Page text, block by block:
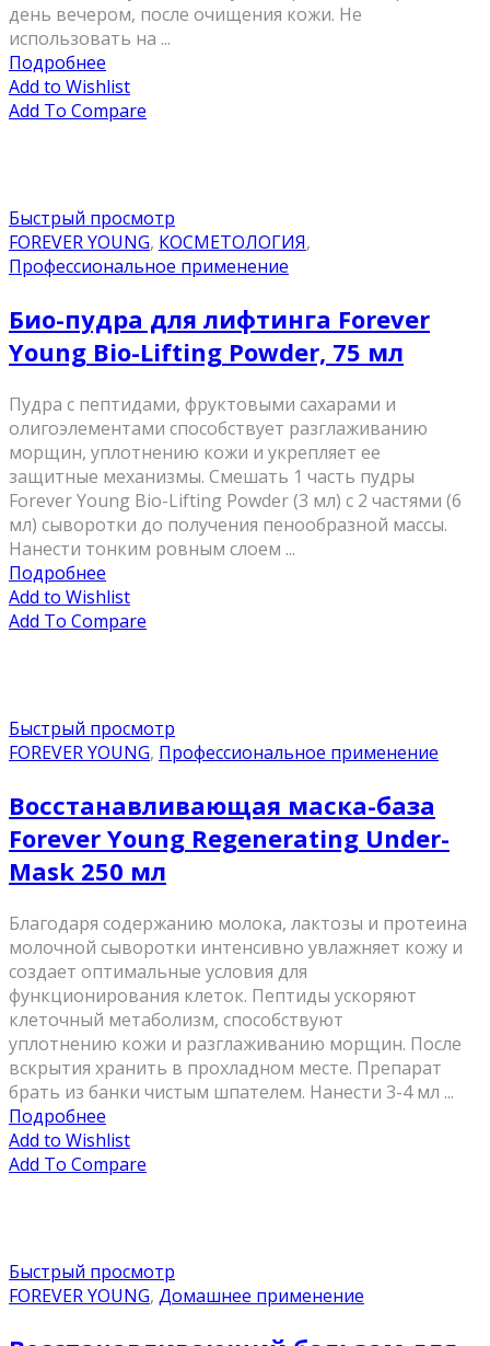
день вечером, после очищения кожи. Не
использовать на ...
Подробнее
Add to Wishlist
Add To Compare
Быстрый просмотр
FOREVER YOUNG, КОСМЕТОЛОГИЯ,
Профессиональное применение
Био-пудра для лифтинга Forever
Young Bio-Lifting Powder, 75 мл
Пудра с пептидами, фруктовыми сахарами и
олигоэлементами способствует разглаживанию
морщин, уплотнению кожи и укрепляет ее
защитные механизмы. Смешать 1 часть пудры
Forever Young Bio-Lifting Powder (3 мл) с 2 частями (6
мл) сыворотки до получения пенообразной массы.
Нанести тонким ровным слоем ...
Подробнее
Add to Wishlist
Add To Compare
Быстрый просмотр
FOREVER YOUNG, Профессиональное применение
Восстанавливающая маска-база
Forever Young Regenerating Under-
Mask 250 мл
Благодаря содержанию молока, лактозы и протеина
молочной сыворотки интенсивно увлажняет кожу и
создает оптимальные условия для
функционирования клеток. Пептиды ускоряют
клеточный метаболизм, способствуют
уплотнению кожи и разглаживанию морщин. После
вскрытия хранить в прохладном месте. Препарат
брать из банки чистым шпателем. Нанести 3-4 мл ...
Подробнее
Add to Wishlist
Add To Compare
Быстрый просмотр
FOREVER YOUNG, Домашнее применение